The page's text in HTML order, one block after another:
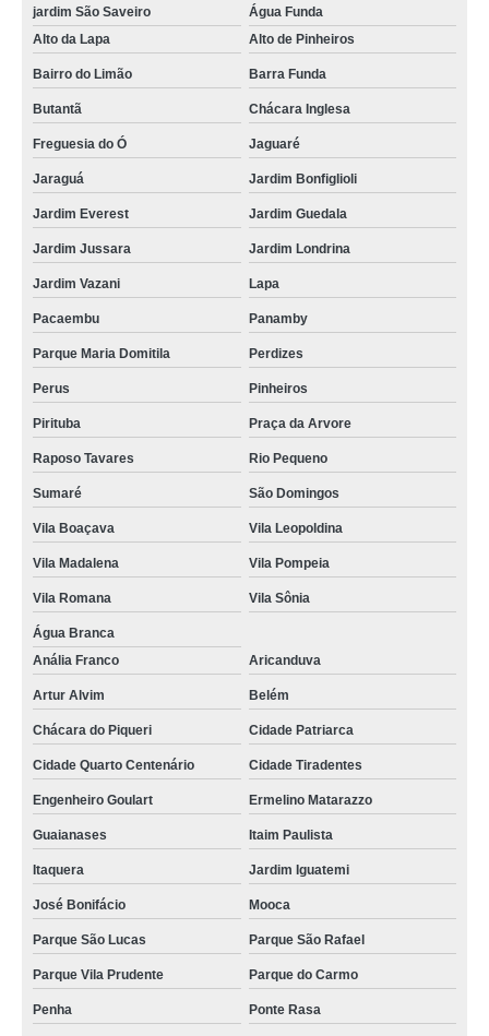
cordão para crachá em poliéster Caieras
cordão em poliéster para crachá Vila Prudente
gráfica de cordão para crachá em silk Serra da Cantareira
gráfica de cordão para crachá Itaim Paulista
gráfica de cordão para crachá em poliéster Guarujá
cordão de crachá Bertioga
cordões para crachás em silk Vila Cruzeiro
gráfica de cordão para crachá Chácara do Piqueri
empresas que fazem cordão para crachá em silk Jaraguá
gráfica de cordão para crachá digital Embu das Artes
empresas que fazem cordão poliéster para crachá Parque São Rafael
empresas que fazem cordão poliéster para crachá Guaianases
empresas que fazem cordão para crachá em poliéster Indianópolis
fábrica de cordão para crachá Pedreira
cordão para crachá digital orçamento Ribeirão Pires
empresas que fazem cordão para crachá personalizado Sumaré
empresas que fazem cordão de crachá São Sebastião
cordão poliéster para crachá Freguesia do Ó
cordão de crachá poliéster Hortolândia
cordão para crachá em silk orçamento São José dos Campos
gráfica de fábrica de cordão para crachá Ipiranga
cordão em poliéster para crachá Jandira
cordão para crachá orçamento Vila Uberabinha
cordão para crachá personalizado orçamento Belém
jardim São Saveiro
Água Funda
Alto da Lapa
Alto de Pinheiros
Bairro do Limão Barra Funda
Butantã Chácara Inglesa
Freguesia do Ó Jaguaré
Jaraguá Jardim Bonfiglioli
Jardim Everest Jardim Guedala
Jardim Jussara Jardim Londrina
Jardim Vazani Lapa
Pacaembu Panamby
Parque Maria Domitila Perdizes
Perus Pinheiros
Pirituba Praça da Arvore
Raposo Tavares Rio Pequeno
Sumaré São Domingos
Vila Boaçava Vila Leopoldina
Vila Madalena Vila Pompeia
Vila Romana Vila Sônia
Água Branca
Anália Franco
Aricanduva
Artur Alvim Belém
Chácara do Piqueri Cidade Patriarca
Cidade Quarto Centenário Cidade Tiradentes
Engenheiro Goulart Ermelino Matarazzo
Guaianases Itaim Paulista
Itaquera Jardim Iguatemi
José Bonifácio Mooca
Parque São Lucas Parque São Rafael
Parque Vila Prudente Parque do Carmo
Penha Ponte Rasa